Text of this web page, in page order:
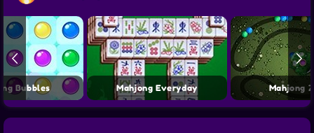
Bubbles Mahjong Everyday Mahjong